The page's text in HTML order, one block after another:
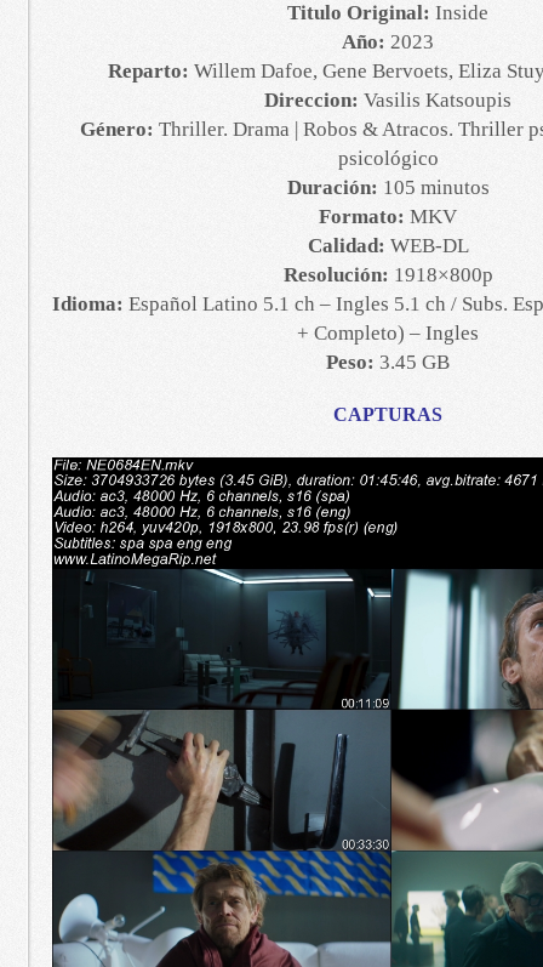
Titulo Original: Inside
Año: 2023
Reparto: Willem Dafoe, Gene Bervoets, Eliza
Direccion: Vasilis Katsoupis
Género: Thriller. Drama | Robos & Atracos. Thriller
psicológico
Duración: 105 minutos
Formato: MKV
Calidad: WEB-DL
Resolución: 1918×800p
Idioma: Español Latino 5.1 ch – Ingles 5.1 ch / Subs.
+ Completo) – Ingles
Peso: 3.45 GB
CAPTURAS